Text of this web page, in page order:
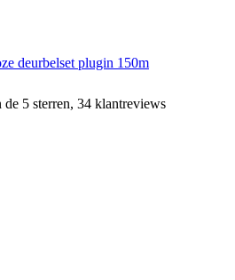
deurbelset plugin 150m
5 sterren, 34 klantreviews